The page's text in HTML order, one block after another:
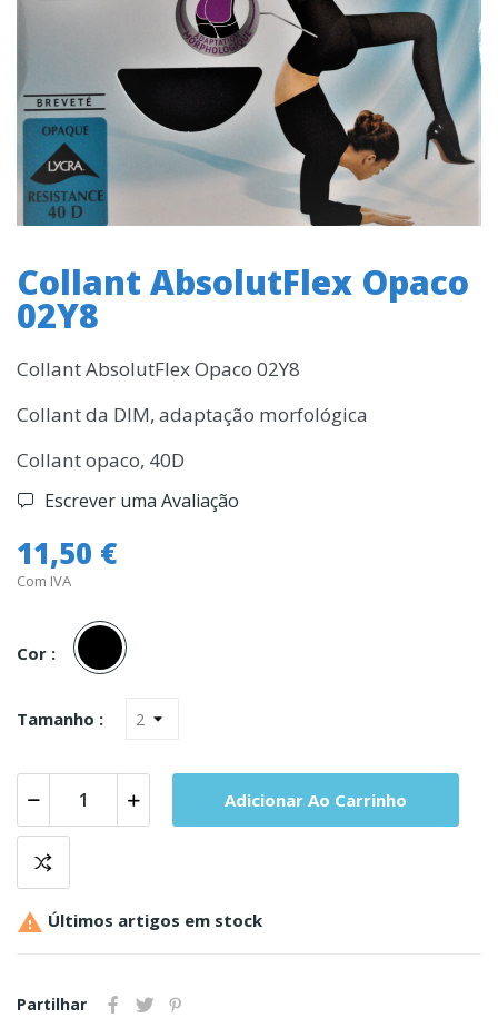
Collant AbsolutFlex Opaco
02Y8
Collant AbsolutFlex Opaco 02Y8
Collant da DIM, adaptação morfológica
Collant opaco, 40D
Escrever uma Avaliação
11,50 €
Com IVA
Cor :
Preto
Tamanho :
Adicionar Ao Carrinho
 Últimos artigos em stock
Partilhar